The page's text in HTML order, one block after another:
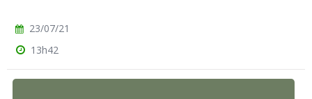
23/07/21
13h42